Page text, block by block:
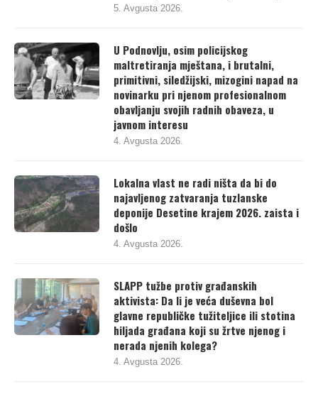
5. Avgusta 2026.
U Podnovlju, osim policijskog
maltretiranja mještana, i brutalni,
primitivni, siledžijski, mizogini napad na
novinarku pri njenom profesionalnom
obavljanju svojih radnih obaveza, u
javnom interesu
4. Avgusta 2026.
Lokalna vlast ne radi ništa da bi do
najavljenog zatvaranja tuzlanske
deponije Desetine krajem 2026. zaista i
došlo
4. Avgusta 2026.
SLAPP tužbe protiv građanskih
aktivista: Da li je veća duševna bol
glavne republičke tužiteljice ili stotina
hiljada građana koji su žrtve njenog i
nerada njenih kolega?
4. Avgusta 2026.